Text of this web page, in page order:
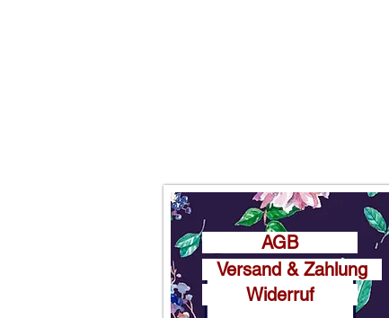
AGB
Versand & Zahlung
Widerruf